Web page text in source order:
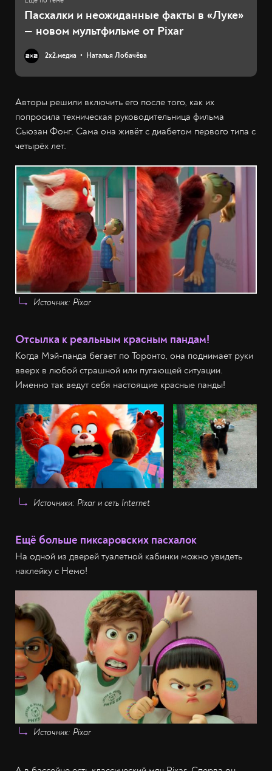
Пасхалки и неожиданные факты в «Луке»
— новом мультфильме от Pixar
2х2.медиа Наталья Лобачёва
Авторы решили включить его после того, как их
попросила техническая руководительница фильма
Сьюзан Фонг. Сама она живёт с диабетом первого типа с
четырёх лет.
Источник: Pixar
Отсылка к реальным красным пандам!
Когда Мэй-панда бегает по Торонто, она поднимает руки
вверх в любой страшной или пугающей ситуации.
Именно так ведут себя настоящие красные панды!
Источники: Pixar и сеть Internet
Ещё больше пиксаровских пасхалок
На одной из дверей туалетной кабинки можно увидеть
наклейку с Немо!
Источник: Pixar